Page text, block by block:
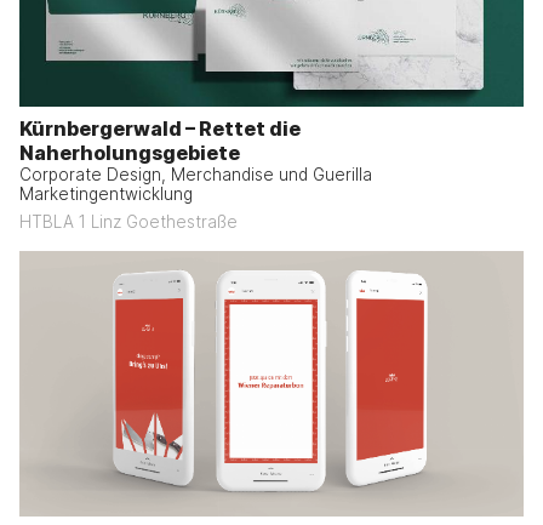
Kürnbergerwald – Rettet die
Naherholungsgebiete
Corporate Design, Merchandise und Guerilla
Marketingentwicklung
HTBLA 1 Linz Goethestraße